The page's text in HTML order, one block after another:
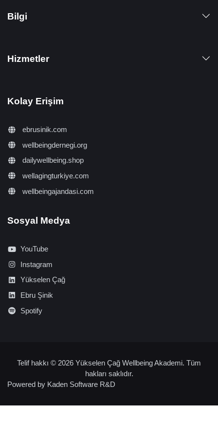
Bilgi
Hizmetler
Kolay Erişim
ebrusinik.com
wellbeingdernegi.org
dailywellbeing.shop
wellagingturkiye.com
wellbeingajandasi.com
Sosyal Medya
YouTube
Instagram
Yükselen Çağ
Ebru Şinik
Spotify
Telif hakkı © 2026 Yükselen Çağ Wellbeing Akademi. Tüm
hakları saklıdır.
Powered by Kaden Software R&D